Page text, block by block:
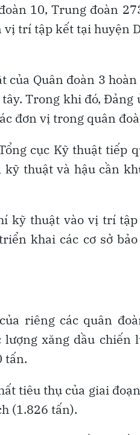
10, Trung đoàn
trí tập kết tại huyện
Quân đoàn 3
Trong khi đó, Ðảng
đơn vị trong quân
cục Kỹ thuật tiếp
thuật và hậu cần
kỹ thuật vào vị trí
khai các cơ sở
riêng các quân
xăng dầu chiến
tấn.
tiêu thụ của giai
(1.826 tấn).